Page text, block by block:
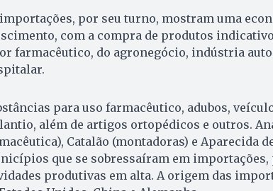
por seu turno, mostram uma
com a compra de produtos
farmacêutico, do agronegócio, indústria
para uso farmacêutico, adubos,
além de artigos ortopédicos e outros.
Catalão (montadoras) e Aparecida
que se sobressaíram em importações,
produtivas em alta. A origem das